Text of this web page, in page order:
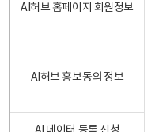
AI허브 홈페이지 회원정보
AI허브 홍보동의 정보